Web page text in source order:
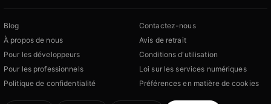
Blog
À propos de nous
Pour les développeurs
Pour les professionnels
Politique de confidentialité
Contactez-nous
Avis de retrait
Conditions d'utilisation
Loi sur les services numériques
Préférences en matière de cookies